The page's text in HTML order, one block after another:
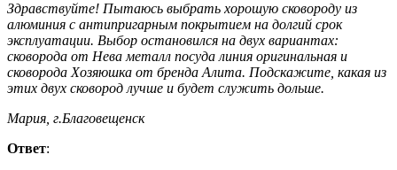
Здравствуйте! Пытаюсь выбрать хорошую сковороду из
алюминия с антипригарным покрытием на долгий срок
эксплуатации. Выбор остановился на двух вариантах:
сковорода от Нева металл посуда линия оригинальная и
сковорода Хозяюшка от бренда Алита. Подскажите, какая из
этих двух сковород лучше и будет служить дольше.
Мария, г.Благовещенск
Ответ: